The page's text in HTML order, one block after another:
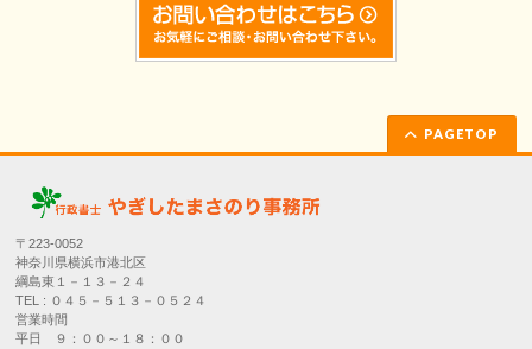
PAGETOP
〒223-0052
神奈川県横浜市港北区
綱島東１－１３－２４
TEL : ０４５－５１３－０５２４
営業時間
平日 ９：００～１８：００